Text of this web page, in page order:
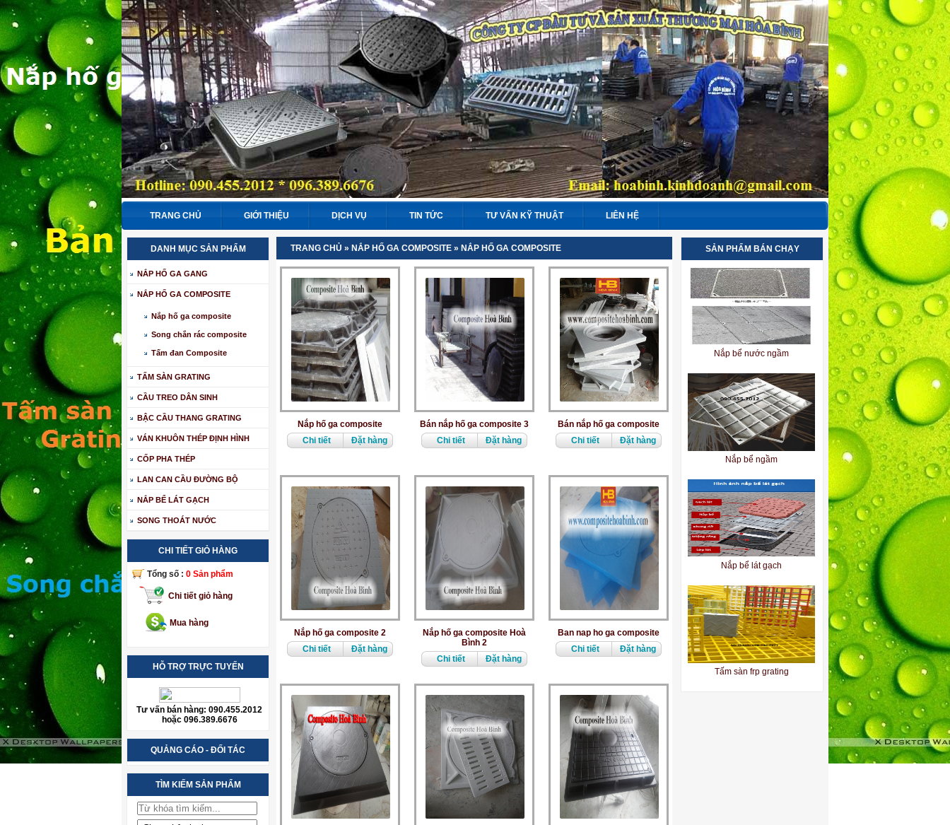
TRANG CHỦ GIỚI THIỆU DỊCH VỤ TIN TỨC TƯ VẤN KỸ THUẬT LIÊN HỆ
DANH MỤC SẢN PHẨM
NẮP HỐ GA GANG
NẮP HỐ GA COMPOSITE
Nắp hố ga composite
Song chắn rác composite
Tấm đan Composite
TẤM SÀN GRATING
CẦU TREO DÂN SINH
BẬC CẦU THANG GRATING
VÁN KHUÔN THÉP ĐỊNH HÌNH
CỐP PHA THÉP
LAN CAN CẦU ĐƯỜNG BỘ
NẮP BỂ LÁT GẠCH
SONG THOÁT NƯỚC
CHI TIẾT GIỎ HÀNG
Tổng số : 0 Sản phẩm
Chi tiết giỏ hàng
Mua hàng
HỖ TRỢ TRỰC TUYẾN
Tư vấn bán hàng: 090.455.2012
hoặc 096.389.6676
QUẢNG CÁO - ĐỐI TÁC
TÌM KIẾM SẢN PHẨM
TRANG CHỦ » NẮP HỐ GA COMPOSITE » NẮP HỐ GA COMPOSITE
Nắp hố ga composite
Chi tiết
Đặt hàng
Bán nắp hố ga composite 3
Chi tiết
Đặt hàng
Bán nắp hố ga composite
Chi tiết
Đặt hàng
Nắp hố ga composite 2
Chi tiết
Đặt hàng
Nắp hố ga composite Hoà
Bình 2
Chi tiết
Đặt hàng
Ban nap ho ga composite
Chi tiết
Đặt hàng
SẢN PHẨM BÁN CHẠY
Nắp bể ngầm
Nắp bể lát gạch
Tấm sàn frp grating
Sàn thao tác composite